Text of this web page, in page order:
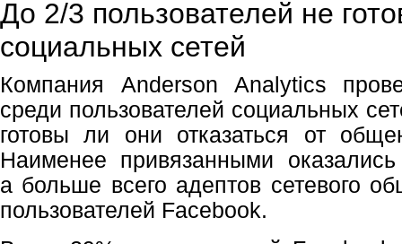
До 2/3 пользователей не
социальных сетей
Компания Anderson Analytics
среди пользователей социальных
готовы ли они отказаться от
Наименее привязанными оказались
а больше всего адептов сетевого
пользователей Facebook.